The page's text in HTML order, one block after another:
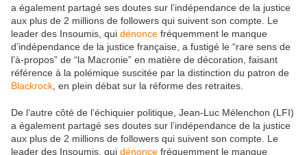
a également partagé ses doutes sur l’indépendance de la justice
aux plus de 2 millions de followers qui suivent son compte. Le
leader des Insoumis, qui dénonce fréquemment le manque
d’indépendance de la justice française, a fustigé le “rare sens de
l’à-propos” de “la Macronie” en matière de décoration, faisant
référence à la polémique suscitée par la distinction du patron de
Blackrock , en plein débat sur la réforme des retraites.
De l’autre côté de l’échiquier politique, Jean-Luc Mélenchon (LFI)
a également partagé ses doutes sur l’indépendance de la justice
aux plus de 2 millions de followers qui suivent son compte. Le
leader des Insoumis, qui dénonce fréquemment le manque